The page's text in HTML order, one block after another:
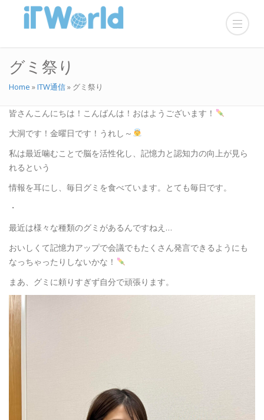
グミ祭り
Home »ITW通信» グミ祭り
皆さんこんにちは！こんばんは！おはようございます！
大洞です！金曜日です！うれし～
私は最近噛むことで脳を活性化し、記憶力と認知力の向上が見ら
れるという
情報を耳にし、毎日グミを食べています。とても毎日です。
・
最近は様々な種類のグミがあるんですねえ…
おいしくて記憶力アップで会議でもたくさん発言できるようにも
なっちゃったりしないかな！
まあ、グミに頼りすぎず自分で頑張ります。